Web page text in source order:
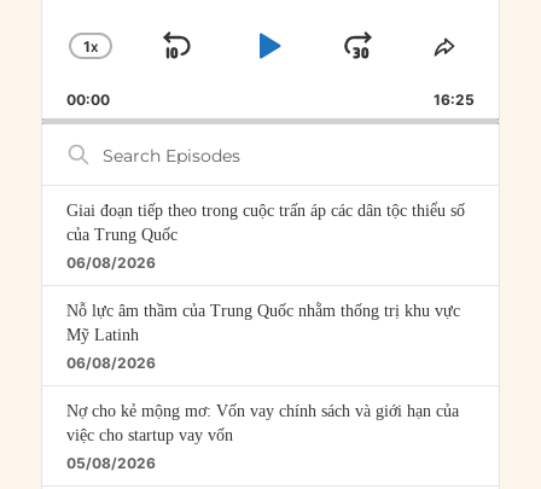
CHANGE
RATE
1X
SKIP
PLAYJUMP
FORWARD
SHARE
00:00 16:25
Search
Episodes
Giai đoạn tiếp theo trong cuộc trấn áp các dân tộc thiểu số
của Trung Quốc
06/08/2026
Nỗ lực âm thầm của Trung Quốc nhằm thống trị khu vực
Mỹ Latinh
06/08/2026
Nợ cho kẻ mộng mơ: Vốn vay chính sách và giới hạn của
việc cho startup vay vốn
05/08/2026